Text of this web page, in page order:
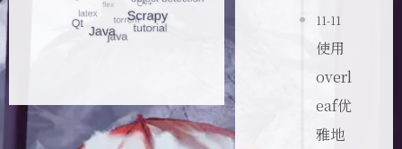
11-11
使用
overl
eaf优
雅地